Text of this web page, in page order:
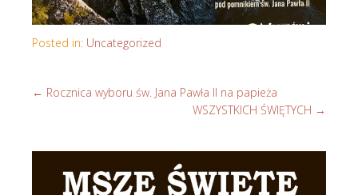
Posted in: Uncategorized
← Rocznica wyboru św. Jana Pawła II na papieża
WSZYSTKICH ŚWIĘTYCH →